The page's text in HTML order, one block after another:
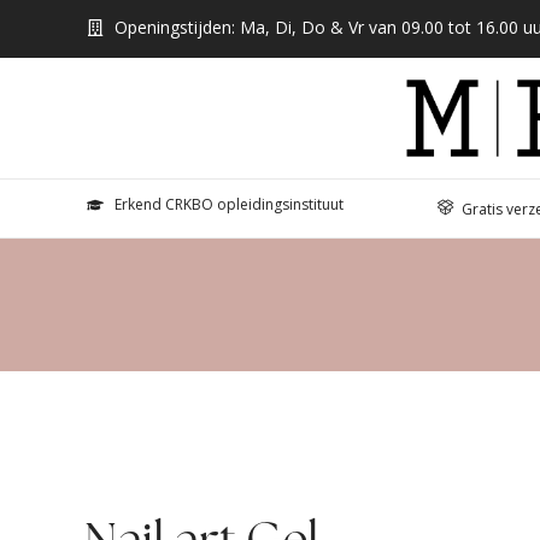
Openingstijden: Ma, Di, Do & Vr van 09.00 tot 16.00
Erkend CRKBO opleidingsinstituut Gratis